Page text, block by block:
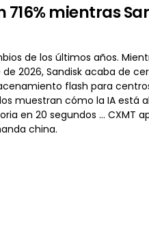
mientras
de los últimos años.
2026, Sandisk acaba de
flash para
muestran cómo la IA
en 20 segundos … CXMT
china.